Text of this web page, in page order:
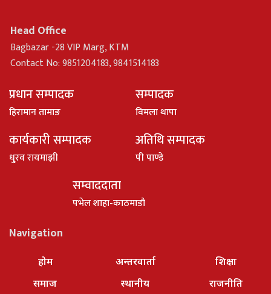
Head Office
Bagbazar -28 VIP Marg, KTM
Contact No: 9851204183, 9841514183
प्रधान सम्पादक
हिरामान तामाङ
सम्पादक
विमला थापा
कार्यकारी सम्पादक
धु्रव रायमाझी
अतिथि सम्पादक
पी पाण्डे
सम्वाददाता
पभेल शाहा-काठमाडौ
Navigation
होम
समाज
अन्तरवार्ता
स्थानीय
शिक्षा
राजनीति